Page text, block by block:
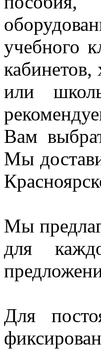
учебного
кабинетов,
или
Вам
Мы
Мы
для
Для